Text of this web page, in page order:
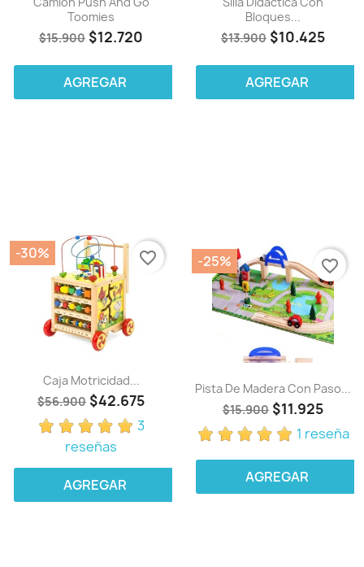
Toomies
$15.900 $12.720
AGREGAR
Bloques...
$13.900 $10.425
AGREGAR
Caja Motricidad...
$56.900 $42.675
3
reseñas
-30%
AGREGAR
favorite_border
Pista De Madera Con Paso...
$15.900 $11.925
1 reseña
-25%
AGREGAR
favorite_border